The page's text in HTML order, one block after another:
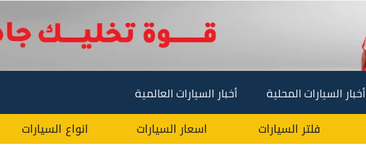
أخبار السيارات المحلية أخبار السيارات العالمية
فلتر السيارات اسعار السيارات انواع السيارات